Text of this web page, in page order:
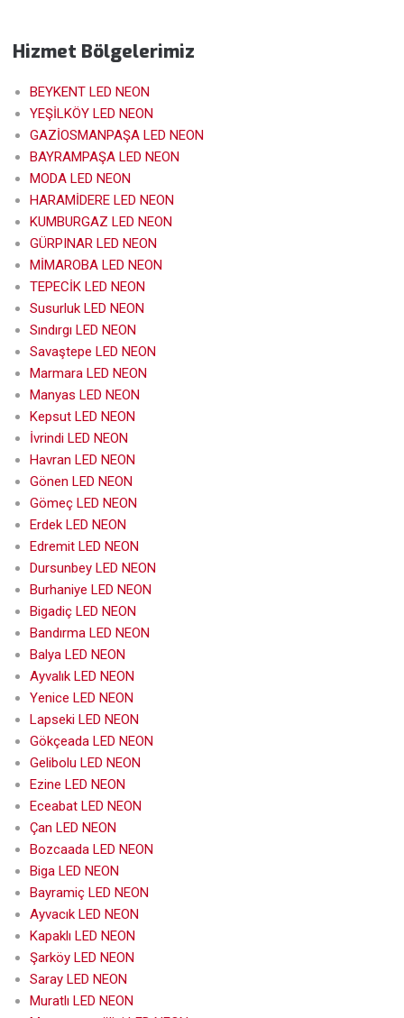
Hizmet Bölgelerimiz
BEYKENT LED NEON
YEŞİLKÖY LED NEON
GAZİOSMANPAŞA LED NEON
BAYRAMPAŞA LED NEON
MODA LED NEON
HARAMİDERE LED NEON
KUMBURGAZ LED NEON
GÜRPINAR LED NEON
MİMAROBA LED NEON
TEPECİK LED NEON
Susurluk LED NEON
Sındırgı LED NEON
Savaştepe LED NEON
Marmara LED NEON
Manyas LED NEON
Kepsut LED NEON
İvrindi LED NEON
Havran LED NEON
Gönen LED NEON
Gömeç LED NEON
Erdek LED NEON
Edremit LED NEON
Dursunbey LED NEON
Burhaniye LED NEON
Bigadiç LED NEON
Bandırma LED NEON
Balya LED NEON
Ayvalık LED NEON
Yenice LED NEON
Lapseki LED NEON
Gökçeada LED NEON
Gelibolu LED NEON
Ezine LED NEON
Eceabat LED NEON
Çan LED NEON
Bozcaada LED NEON
Biga LED NEON
Bayramiç LED NEON
Ayvacık LED NEON
Kapaklı LED NEON
Şarköy LED NEON
Saray LED NEON
Muratlı LED NEON